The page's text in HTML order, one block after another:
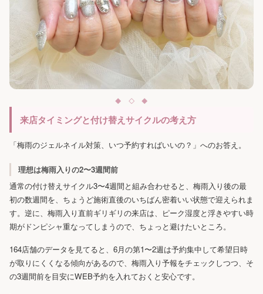
来店タイミングと付け替えサイクルの考え方
「梅雨のジェルネイル対策、いつ予約すればいいの？」へのお答え。
理想は梅雨入りの2〜3週間前
通常の付け替えサイクル3〜4週間と組み合わせると、梅雨入り後の最
初の数週間を、ちょうど施術直後のいちばん密着いい状態で迎えられま
す。逆に、梅雨入り直前ギリギリの来店は、ピーク湿度と浮きやすい時
期がドンピシャ重なってしまうので、ちょっと避けたいところ。
164店舗のデータを見てると、6月の第1〜2週は予約集中して希望日時
が取りにくくなる傾向があるので、梅雨入り予報をチェックしつつ、そ
の3週間前を目安にWEB予約を入れておくと安心です。